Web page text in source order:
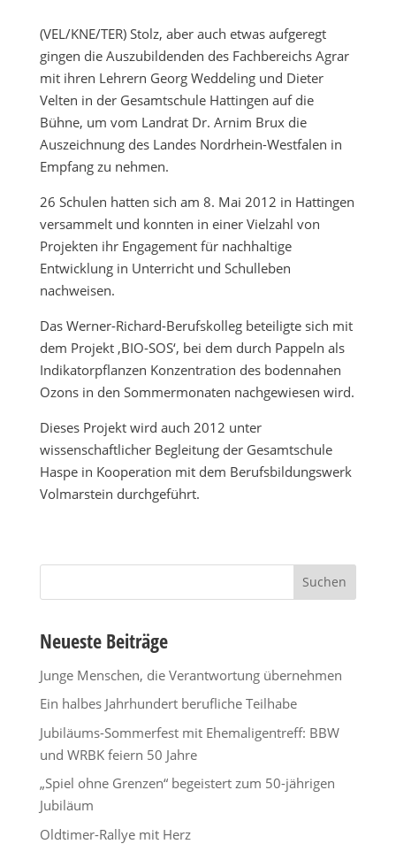
(VEL/KNE/TER) Stolz, aber auch etwas aufgeregt
gingen die Auszubildenden des Fachbereichs Agrar
mit ihren Lehrern Georg Weddeling und Dieter
Velten in der Gesamtschule Hattingen auf die
Bühne, um vom Landrat Dr. Arnim Brux die
Auszeichnung des Landes Nordrhein-Westfalen in
Empfang zu nehmen.
26 Schulen hatten sich am 8. Mai 2012 in Hattingen
versammelt und konnten in einer Vielzahl von
Projekten ihr Engagement für nachhaltige
Entwicklung in Unterricht und Schulleben
nachweisen.
Das Werner-Richard-Berufskolleg beteiligte sich mit
dem Projekt ‚BIO-SOS‘, bei dem durch Pappeln als
Indikatorpflanzen Konzentration des bodennahen
Ozons in den Sommermonaten nachgewiesen wird.
Dieses Projekt wird auch 2012 unter
wissenschaftlicher Begleitung der Gesamtschule
Haspe in Kooperation mit dem Berufsbildungswerk
Volmarstein durchgeführt.
Suchen
Neueste Beiträge
Junge Menschen, die Verantwortung übernehmen
Ein halbes Jahrhundert berufliche Teilhabe
Jubiläums-Sommerfest mit Ehemaligentreff: BBW
und WRBK feiern 50 Jahre
„Spiel ohne Grenzen“ begeistert zum 50-jährigen
Jubiläum
Oldtimer-Rallye mit Herz